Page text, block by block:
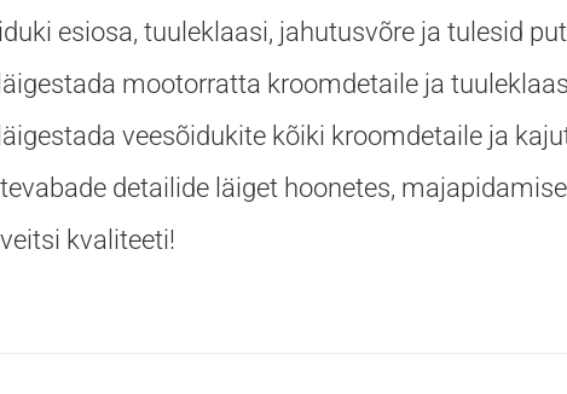
esiosa, tuuleklaasi, jahutusvõre ja tulesid
mootorratta kroomdetaile ja
veesõidukite kõiki kroomdetaile ja
detailide läiget hoonetes,
kvaliteeti!